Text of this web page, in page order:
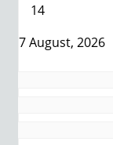
15
7 August, 2026